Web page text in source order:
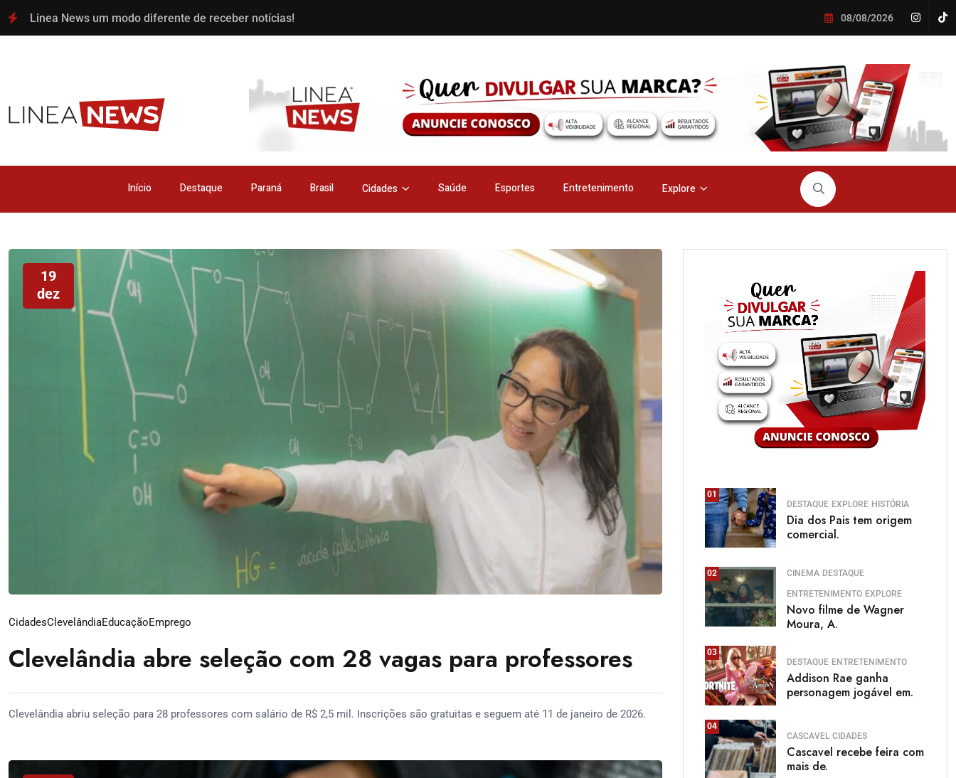
Linea News um modo diferente de receber notícias! 08/08/2026
Início Destaque Paraná Brasil Cidades Saúde Esportes Entretenimento Explore
19
dez
CidadesClevelândiaEducaçãoEmprego
Clevelândia abre seleção com 28 vagas para professores
Clevelândia abriu seleção para 28 professores com salário de R$ 2,5 mil. Inscrições são gratuitas e seguem até 11 de janeiro de 2026.
01
DESTAQUE EXPLORE HISTÓRIA
Dia dos Pais tem origem
comercial.
02 CINEMA DESTAQUE
ENTRETENIMENTO EXPLORE
Novo filme de Wagner
Moura, A.
03
DESTAQUE ENTRETENIMENTO
Addison Rae ganha
personagem jogável em.
04
CASCAVEL CIDADES
Cascavel recebe feira com
mais de.